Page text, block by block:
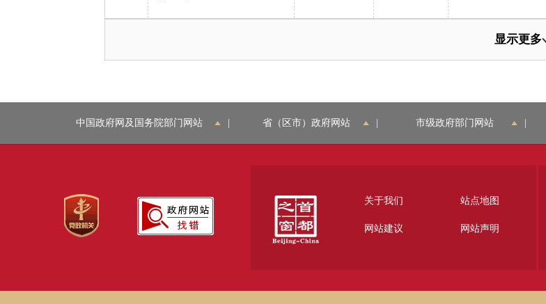
显示更多
中国政府网及国务院部门网站 省（区市）政府网站 市级政府部门网站
关于我们 站点地图
网站建议 网站声明